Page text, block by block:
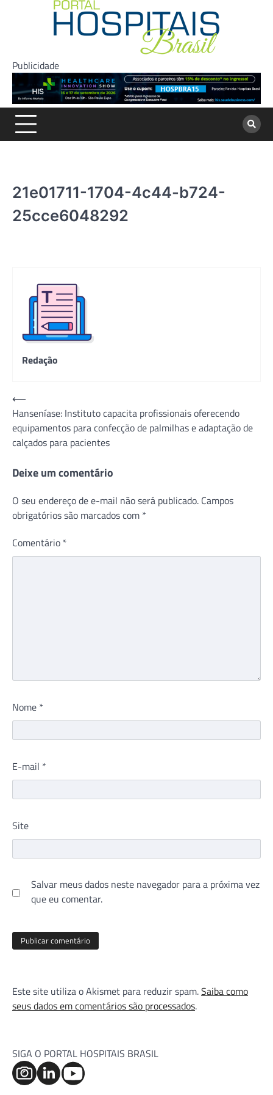
Publicidade
21e01711-1704-4c44-b724-
25cce6048292
Redação
Navegação
de
Post
⟵
Hanseníase: Instituto capacita profissionais oferecendo
equipamentos para confecção de palmilhas e adaptação de
calçados para pacientes
Deixe um comentário
O seu endereço de e-mail não será publicado. Campos
obrigatórios são marcados com *
Comentário *
Nome *
E-mail *
Site
Salvar meus dados neste navegador para a próxima vez
que eu comentar.
Este site utiliza o Akismet para reduzir spam.Saiba como
seus dados em comentários são processados.
SIGA O PORTAL HOSPITAIS BRASIL